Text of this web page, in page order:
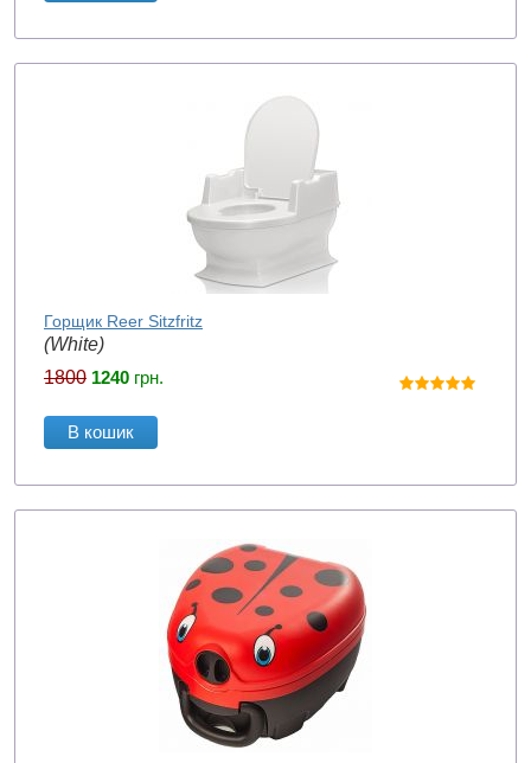
Горщик Reer Sitzfritz
(White)
1800 1240 грн.
В кошик